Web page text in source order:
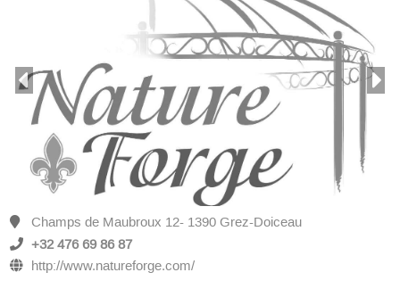
Champs de Maubroux 12- 1390 Grez-Doiceau
+32 476 69 86 87
http://www.natureforge.com/